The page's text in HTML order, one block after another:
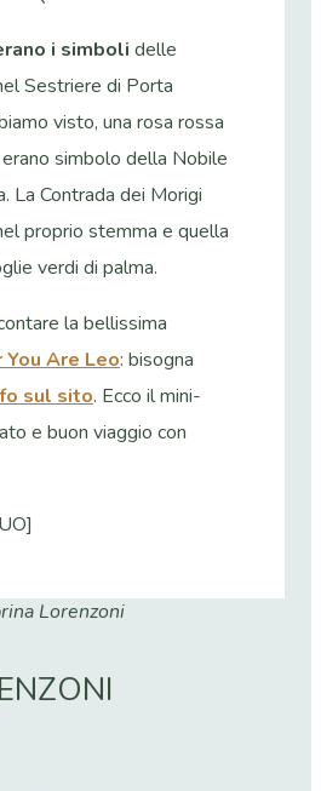
i simboli delle
Sestriere di Porta
visto, una rosa rossa
simbolo della Nobile
La Contrada dei Morigi
proprio stemma e quella
verdi di palma.
la bellissima
Are Leo: bisogna
sul sito. Ecco il mini-
e buon viaggio con